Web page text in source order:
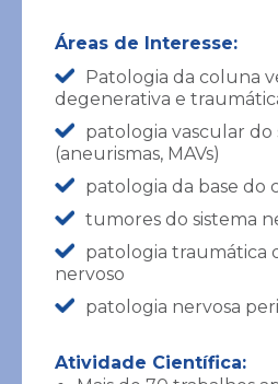
Braz
Info
Áreas de Interesse:
Patologia da coluna
degenerativa e
patologia vascular do
(aneurismas, MAVs)
patologia da base do
tumores do sistema
patologia traumática
nervoso
patologia nervosa
Atividade Científica: